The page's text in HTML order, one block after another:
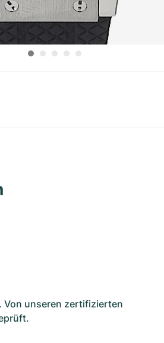
unseren zertifizierten